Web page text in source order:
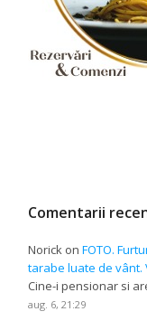
Comentarii
Norick onFOTO.
tarabe luate de vânt.
Cine-i pensionar si
aug. 6, 21:29